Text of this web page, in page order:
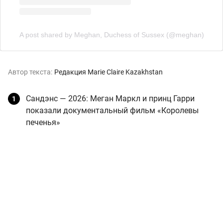
A post shared by Meghan, Duchess of Sussex (@meghan)
Автор текста: Редакция Marie Claire Kazakhstan
Сандэнс — 2026: Меган Маркл и принц Гарри
показали документальный фильм «Королевы
печенья»